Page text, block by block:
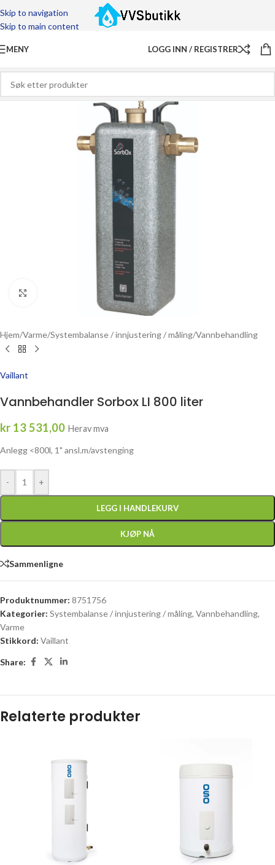
Skip to navigation
Skip to main content
MENY LOGG INN / REGISTRER
Hjem/Varme/Systembalanse / innjustering / måling/Vannbehandling
Vaillant
Vannbehandler Sorbox LI 800 liter
kr 13 531,00 Herav mva
Anlegg <800l, 1" ansl.m/avstenging
- +
LEGG I HANDLEKURV
KJØP NÅ
Sammenligne
Produktnummer: 8751756
Kategorier: Systembalanse / innjustering / måling, Vannbehandling,
Varme
Stikkord: Vaillant
Share:
Relaterte produkter